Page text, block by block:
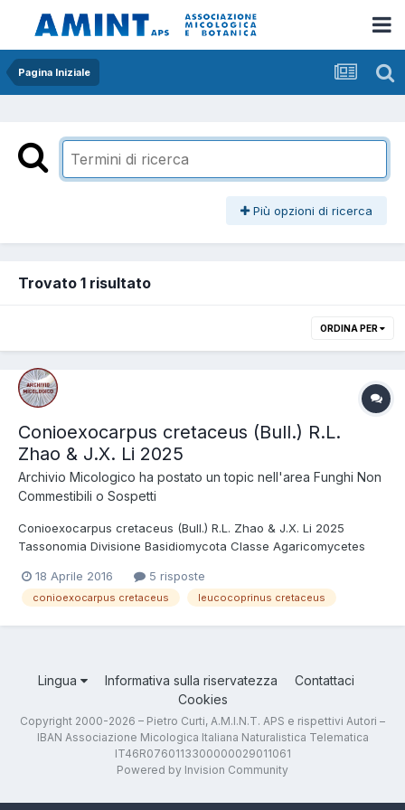
Pagina Iniziale
Più opzioni di ricerca
Trovato 1 risultato
ORDINA PER
Conioexocarpus cretaceus (Bull.) R.L.
Zhao & J.X. Li 2025
Archivio Micologico ha postato un topic nell'area Funghi Non
Commestibili o Sospetti
Conioexocarpus cretaceus (Bull.) R.L. Zhao & J.X. Li 2025
Tassonomia Divisione Basidiomycota Classe Agaricomycetes
cretaceus (Bull. : Fr.) Locq. 1945 Nato in un vaso, si presenta
interamente bianco e di medie dime...
18 Aprile 2016 5 risposte
conioexocarpus cretaceus leucocoprinus cretaceus
Lingua Informativa sulla riservatezza
Contattaci
Cookies
Copyright 2000-2026 – Pietro Curti, A.M.I.N.T. APS e rispettivi Autori –
IBAN Associazione Micologica Italiana Naturalistica Telematica
IT46R0760113300000029011061
Powered by Invision Community